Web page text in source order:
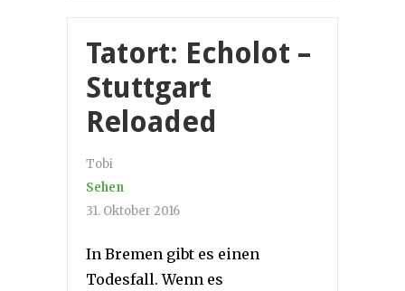
Tatort: Echolot –
Stuttgart
Reloaded
Tobi
Sehen
31. Oktober 2016
In Bremen gibt es einen
Todesfall. Wenn es